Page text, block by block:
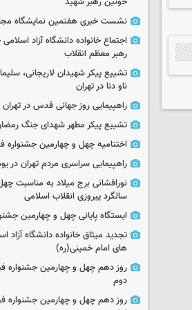
نشست خبری هفتمین نمایشگاه
اجتماع خانواده دانشگاه آزاد
رهبر معظم انقلاب
تشییع پیکر شهیدان لاریجانی،
ناو دنا در تهران
راهپیمایی روز جهانی قدس در تهران
تشییع پیکر مطهر شهدای جنگ
اختتامیه چهل و چهارمین جشنواره
راهپیمایی سراسری مردم تهران در یوم‌الله
نورافشانی برج میلاد به مناسبت
سالگرد پیروزی انقلاب اسلامی
ایستگاه پایانی چهل و چهارمین
تجدید میثاق خانواده دانشگاه آزاد
های امام خمینی(ره)
روز دهم چهل و چهارمین جشنواره
دوم
روز دهم چهل و چهارمین جشنواره